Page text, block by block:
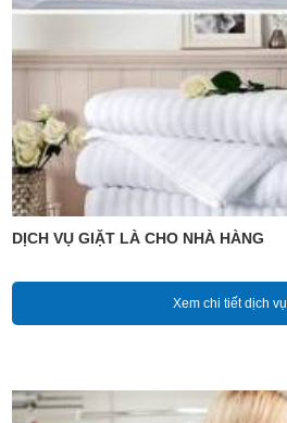
DỊCH VỤ GIẶT LÀ CHO NHÀ HÀNG
Xem chi tiết dịch vụ